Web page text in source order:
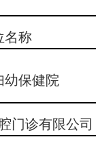
名称
幼保健院
门诊有限公司